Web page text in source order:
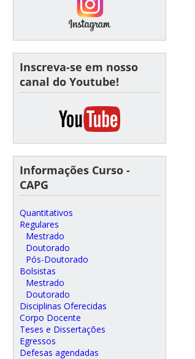
Inscreva-se em nosso
canal do Youtube!
Informações Curso -
CAPG
Quantitativos
Regulares
Mestrado
Doutorado
Pós-Doutorado
Bolsistas
Mestrado
Doutorado
Disciplinas Oferecidas
Corpo Docente
Teses e Dissertações
Egressos
Defesas agendadas